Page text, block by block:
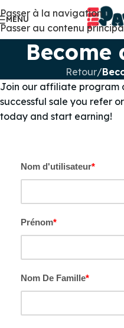
Passer à la navigation
Passer au contenu
MENU
Retour/
Join our affiliate program
successful sale you refer
today and start earning!
Nom d'utilisateur*
Prénom*
Nom De Famille*